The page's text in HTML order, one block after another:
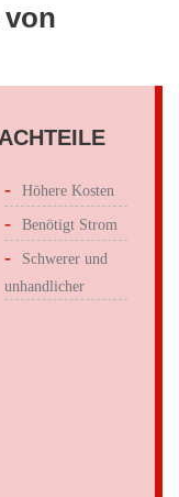
Höhere Kosten
Benötigt Strom
Schwerer und
unhandlicher